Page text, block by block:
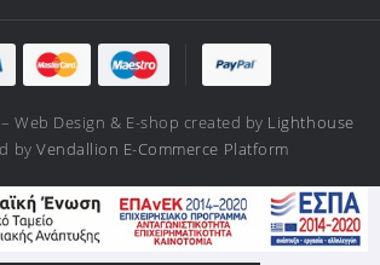
Web Design & E-shop created by Lighthouse
byVendallion E-Commerce Platform